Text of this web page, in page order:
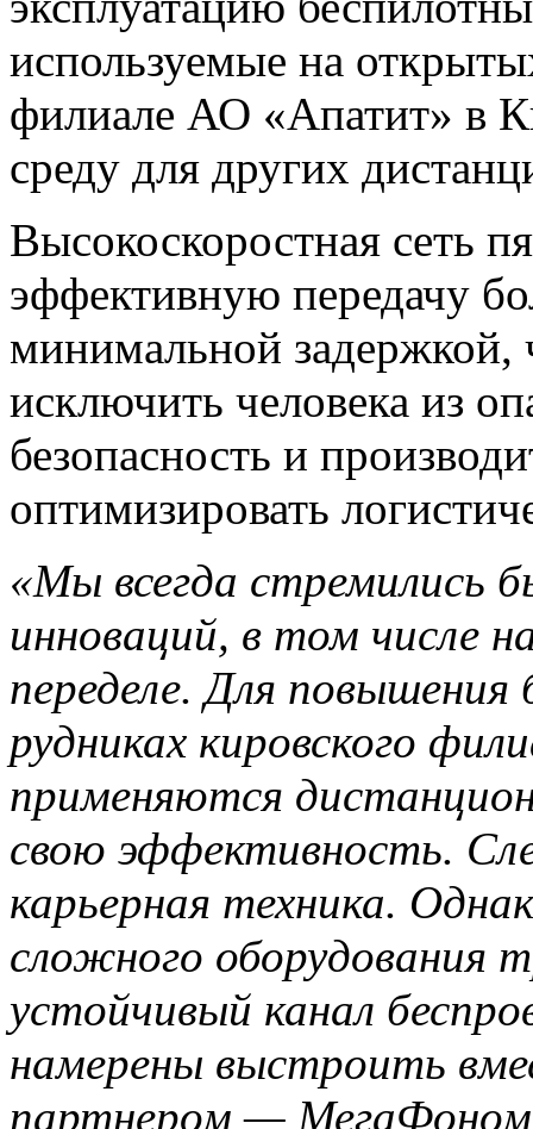
используемые на
филиале АО «Апатит» в
среду для других
Высокоскоростная сеть
эффективную передачу
минимальной задержкой,
исключить человека из
безопасность и
оптимизировать
«Мы всегда стремились
инноваций, в том числе
переделе. Для повышения
рудниках кировского
применяются
свою эффективность.
карьерная техника.
сложного оборудования
устойчивый канал
намерены выстроить
партнером —